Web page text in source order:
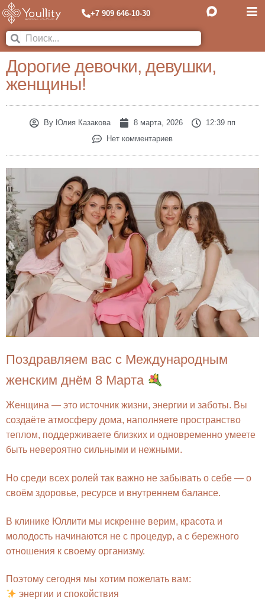
+7 909 646-10-30
Дорогие девочки, девушки,
женщины!
By Юлия Казакова 8 марта, 2026
12:39 пп
Нет комментариев
Поздравляем вас с Международным
женским днём 8 Марта
Женщина — это источник жизни, энергии и заботы. Вы
создаёте атмосферу дома, наполняете пространство
теплом, поддерживаете близких и одновременно умеете
быть невероятно сильными и нежными.
Но среди всех ролей так важно не забывать о себе — о
своём здоровье, ресурсе и внутреннем балансе.
В клинике Юллити мы искренне верим, красота и
молодость начинаются не с процедур, а с бережного
отношения к своему организму.
Поэтому сегодня мы хотим пожелать вам:
энергии и спокойствия